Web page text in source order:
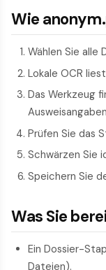
Wie
Wählen Sie alle
Lokale OCR
Das Werkzeug
Prüfen Sie das
Schwärzen Sie
Speichern Sie
Was Sie
Ein Dossier-
Dateien).